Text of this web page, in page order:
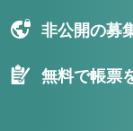
非公開の募
無料で帳票